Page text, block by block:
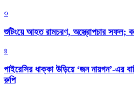
৩
শুটিংয়ে আহত রামচরণ, অস্ত্রোপচার সফল;
৪
পাইরেসির ধাক্কা উড়িয়ে ‘জন নায়গন’-এর
রুপি